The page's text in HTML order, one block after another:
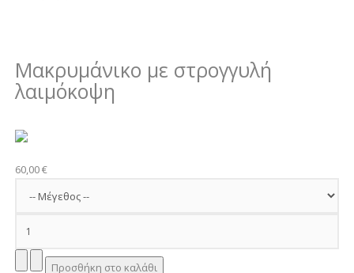
Μακρυμάνικο με στρογγυλή
λαιμόκοψη
60,00 €